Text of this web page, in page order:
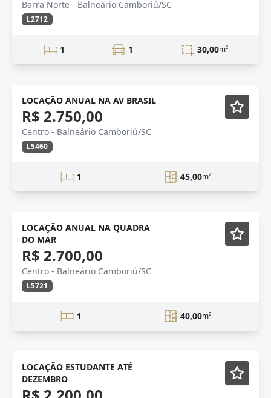
Barra Norte - Balneário Camboriú/SC
L2712
1 1 30,00m²
ANUAL Mobiliado
LOCAÇÃO ANUAL NA AV BRASIL
R$ 2.750,00
Centro - Balneário Camboriú/SC
L5460
1 45,00m²
Mobiliado
LOCAÇÃO ANUAL NA QUADRA
DO MAR
R$ 2.700,00
Centro - Balneário Camboriú/SC
L5721
1 40,00m²
AVENIDA BRASIL Mobiliado
LOCAÇÃO ESTUDANTE ATÉ
DEZEMBRO